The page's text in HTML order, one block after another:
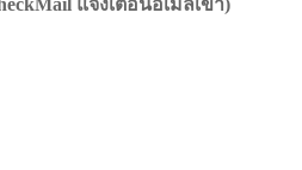
แจ้งเตือนอีเมลเข้า)